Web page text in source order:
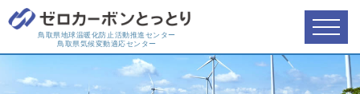
鳥取県地球温暖化防止活動推進センター
鳥取県気候変動適応センター